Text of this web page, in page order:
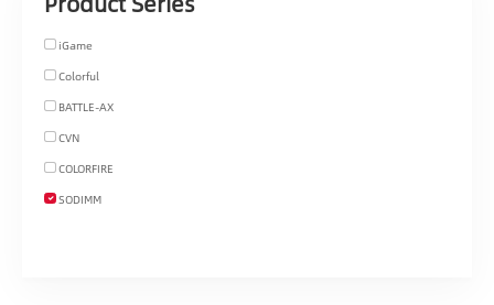
iGame
Colorful
BATTLE-AX
CVN
COLORFIRE
SODIMM